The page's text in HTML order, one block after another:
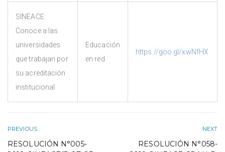
SINEACE:
Conoce a las
universidades
que trabajan por
su acreditación
institucional
Educación
en red
https://goo.gl/xwNfHX
PREVIOUS
RESOLUCIÓN N°005-
NEXT
RESOLUCIÓN N°058-